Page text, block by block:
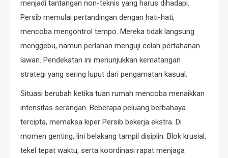
menjadi tantangan non-teknis yang harus dihadapi.
Persib memulai pertandingan dengan hati-hati,
mencoba mengontrol tempo. Mereka tidak langsung
menggebu, namun perlahan menguji celah pertahanan
lawan. Pendekatan ini menunjukkan kematangan
strategi yang sering luput dari pengamatan kasual.
Situasi berubah ketika tuan rumah mencoba menaikkan
intensitas serangan. Beberapa peluang berbahaya
tercipta, memaksa kiper Persib bekerja ekstra. Di
momen genting, lini belakang tampil disiplin. Blok krusial,
tekel tepat waktu, serta koordinasi rapat menjaga